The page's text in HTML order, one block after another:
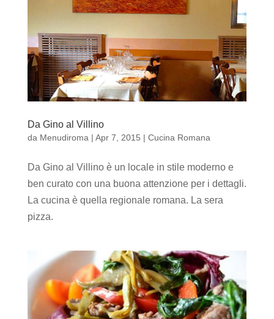
Da Gino al Villino
da Menudiroma | Apr 7, 2015 | Cucina Romana
Da Gino al Villino è un locale in stile moderno e
ben curato con una buona attenzione per i dettagli.
La cucina è quella regionale romana. La sera
pizza.